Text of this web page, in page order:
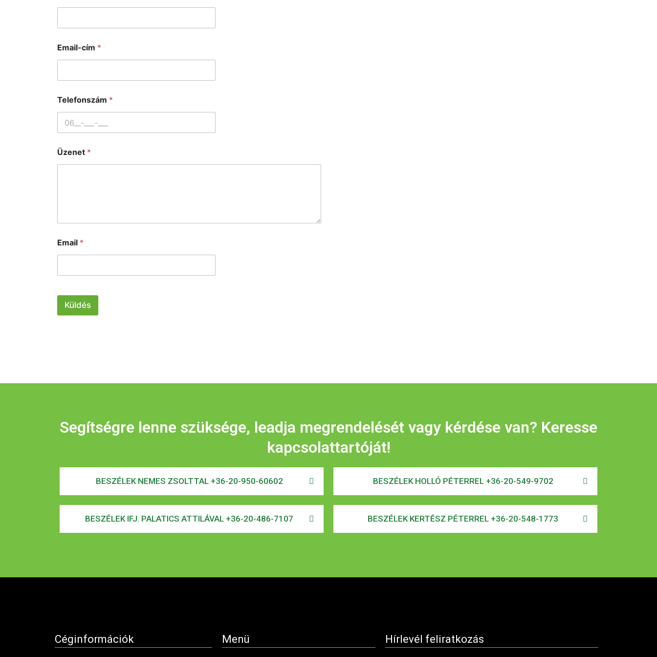
Email-cím *
Telefonszám *
Üzenet *
Email *
Küldés
Segítségre lenne szüksége, leadja megrendelését vagy kérdése van? Keresse
kapcsolattartóját!
BESZÉLEK NEMES ZSOLTTAL +36-20-950-60602 BESZÉLEK HOLLÓ PÉTERREL +36-20-549-9702
BESZÉLEK IFJ. PALATICS ATTILÁVAL +36-20-486-7107 BESZÉLEK KERTÉSZ PÉTERREL +36-20-548-1773
Céginformációk Menü Hírlevél feliratkozás